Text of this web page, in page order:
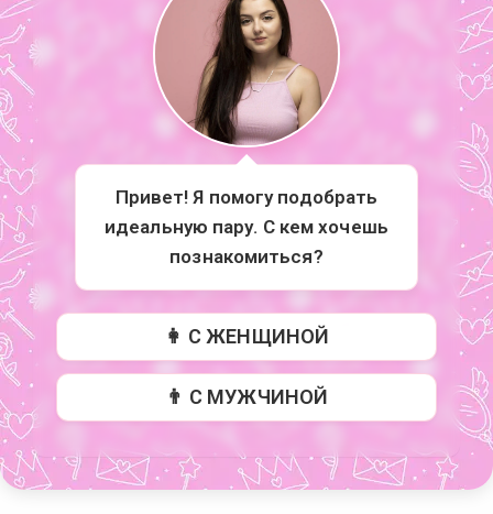
Привет! Я помогу подобрать
идеальную пару. С кем хочешь
познакомиться?
👩 С ЖЕНЩИНОЙ
👨 С МУЖЧИНОЙ